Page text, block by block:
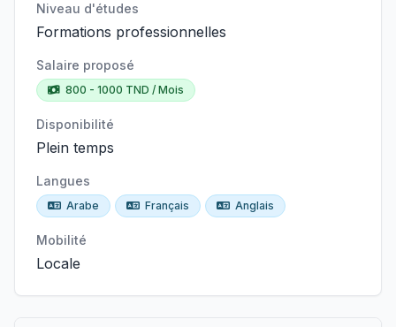
Niveau d'études
Formations professionnelles
Salaire proposé
800 - 1000 TND / Mois
Disponibilité
Plein temps
Langues
Arabe Français Anglais
Mobilité
Locale